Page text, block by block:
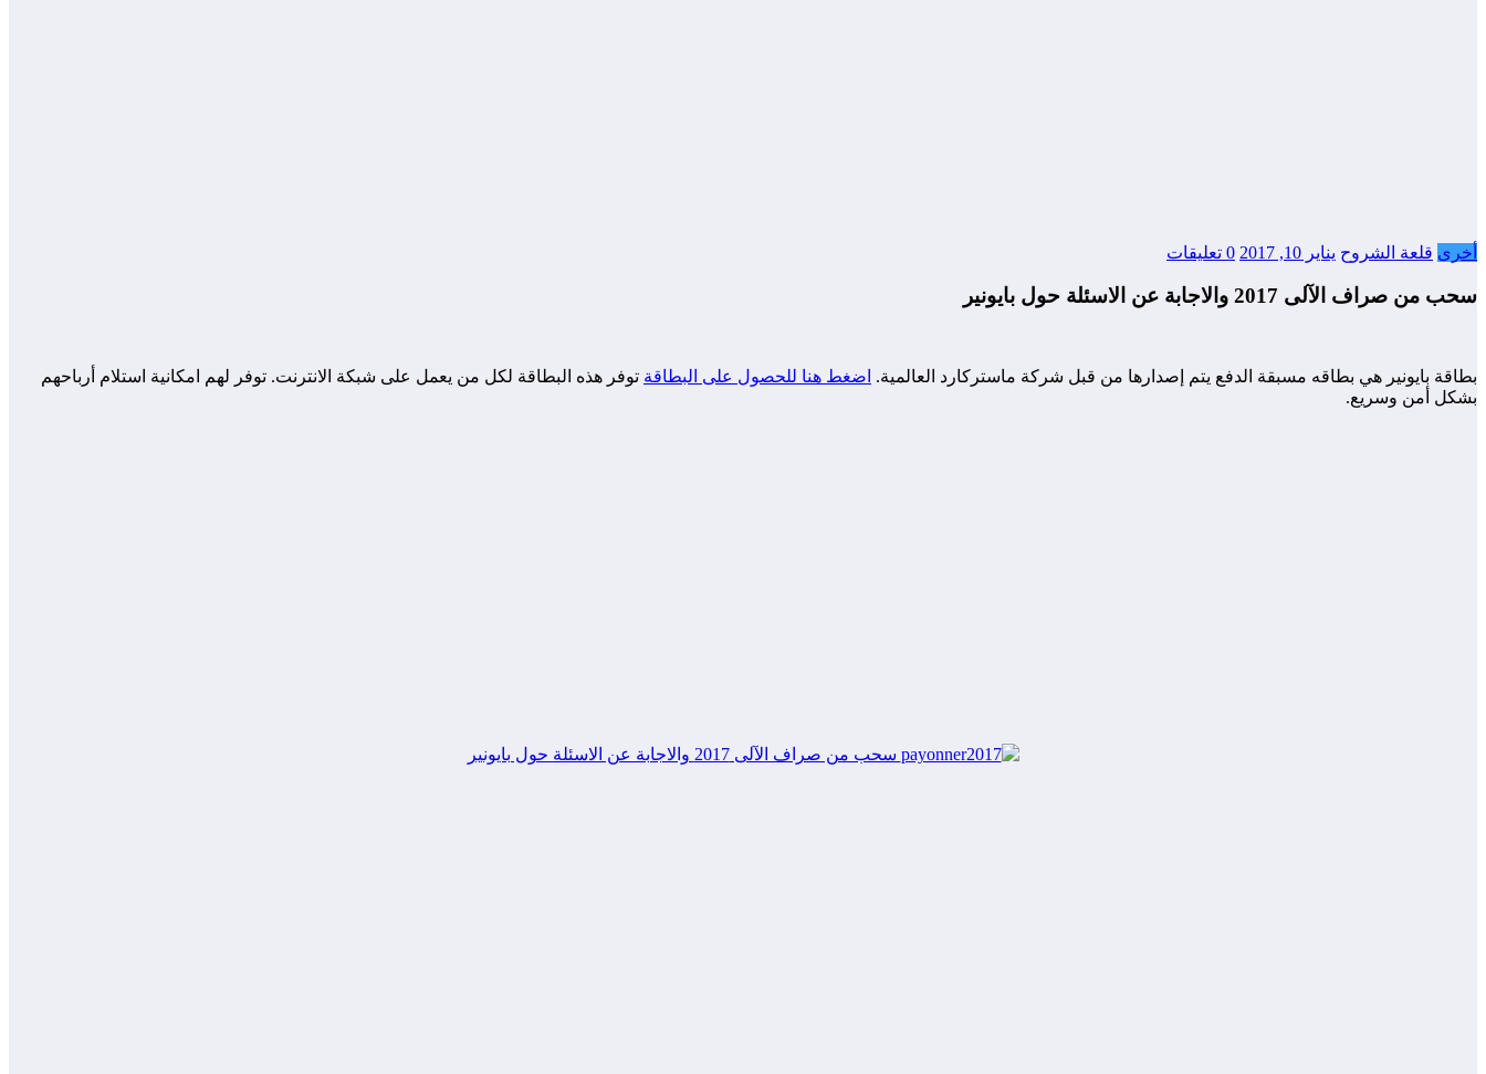
أخرى قلعة الشروح يناير 10, 2017 0 تعليقات
سحب من صراف الآلى 2017 والاجابة عن الاسئلة حول بايونير
بطاقة بايونير هي بطاقه مسبقة الدفع يتم إصدارها من قبل شركة ماستركارد العالمية. اضغط هنا للحصول على البطاقة توفر هذه البطاقة لكل من يعمل على شبكة الانترنت. توفر لهم امكانية استلام أرباحهم
بشكل أمن وسريع.